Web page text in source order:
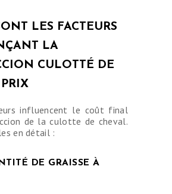
LES FACTEURS
LA
CULOTTÉ DE
influencent le coût final
de la culotte de cheval.
en détail :
DE GRAISSE À